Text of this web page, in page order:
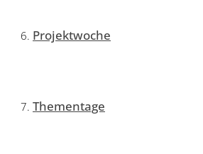
Projektwoche
Thementage